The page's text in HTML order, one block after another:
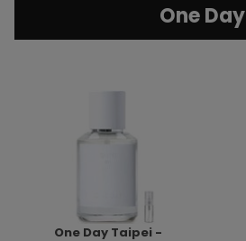
One Day
One Day Taipei -